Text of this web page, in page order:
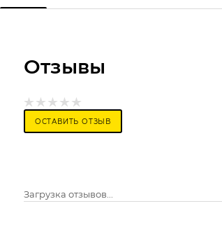
Отзывы
ОСТАВИТЬ ОТЗЫВ
Загрузка отзывов...